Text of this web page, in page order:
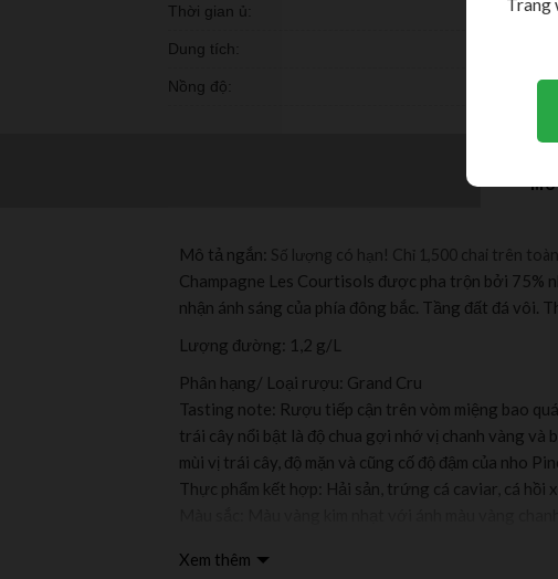
Thời gian ủ:
Dung tích:
Nồng độ:
Mô tả ngắn: Số lượng có hạn! Chỉ 1,500 chai trên
Champagne Les Courtisols được pha trộn bởi
nhận ánh sáng của phía đông bắc. Tầng đất đá vôi.
Lượng đường: 1,2 g/L
Phân hạng/ Loại rượu: Grand Cru
Tasting note: Rượu tiếp cận trên vòm miệng bao
trái cây nổi bật là độ chua gợi nhớ vị chanh vàng và
mùi vị trái cây, độ mặn và cũng cố độ đậm của nho
Thực phẩm kết hợp: Hải sản, trứng cá caviar, cá hồi
Nhà sản xuất: Louis De Sacy – A Verzy France
Xem thêm